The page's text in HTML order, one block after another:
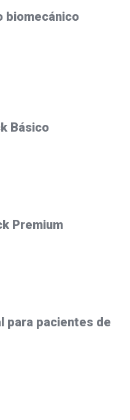
biomecánico
Básico
Premium
para pacientes de